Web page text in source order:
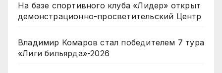
На базе спортивного клуба «Лидер» открыт
демонстрационно-просветительский Центр
Владимир Комаров стал победителем 7 тура
«Лиги бильярда»-2026